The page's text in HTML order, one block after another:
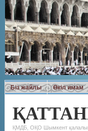
Біз жайлы Өкіл имам
ҚМДБ, ОҚО Шымкент